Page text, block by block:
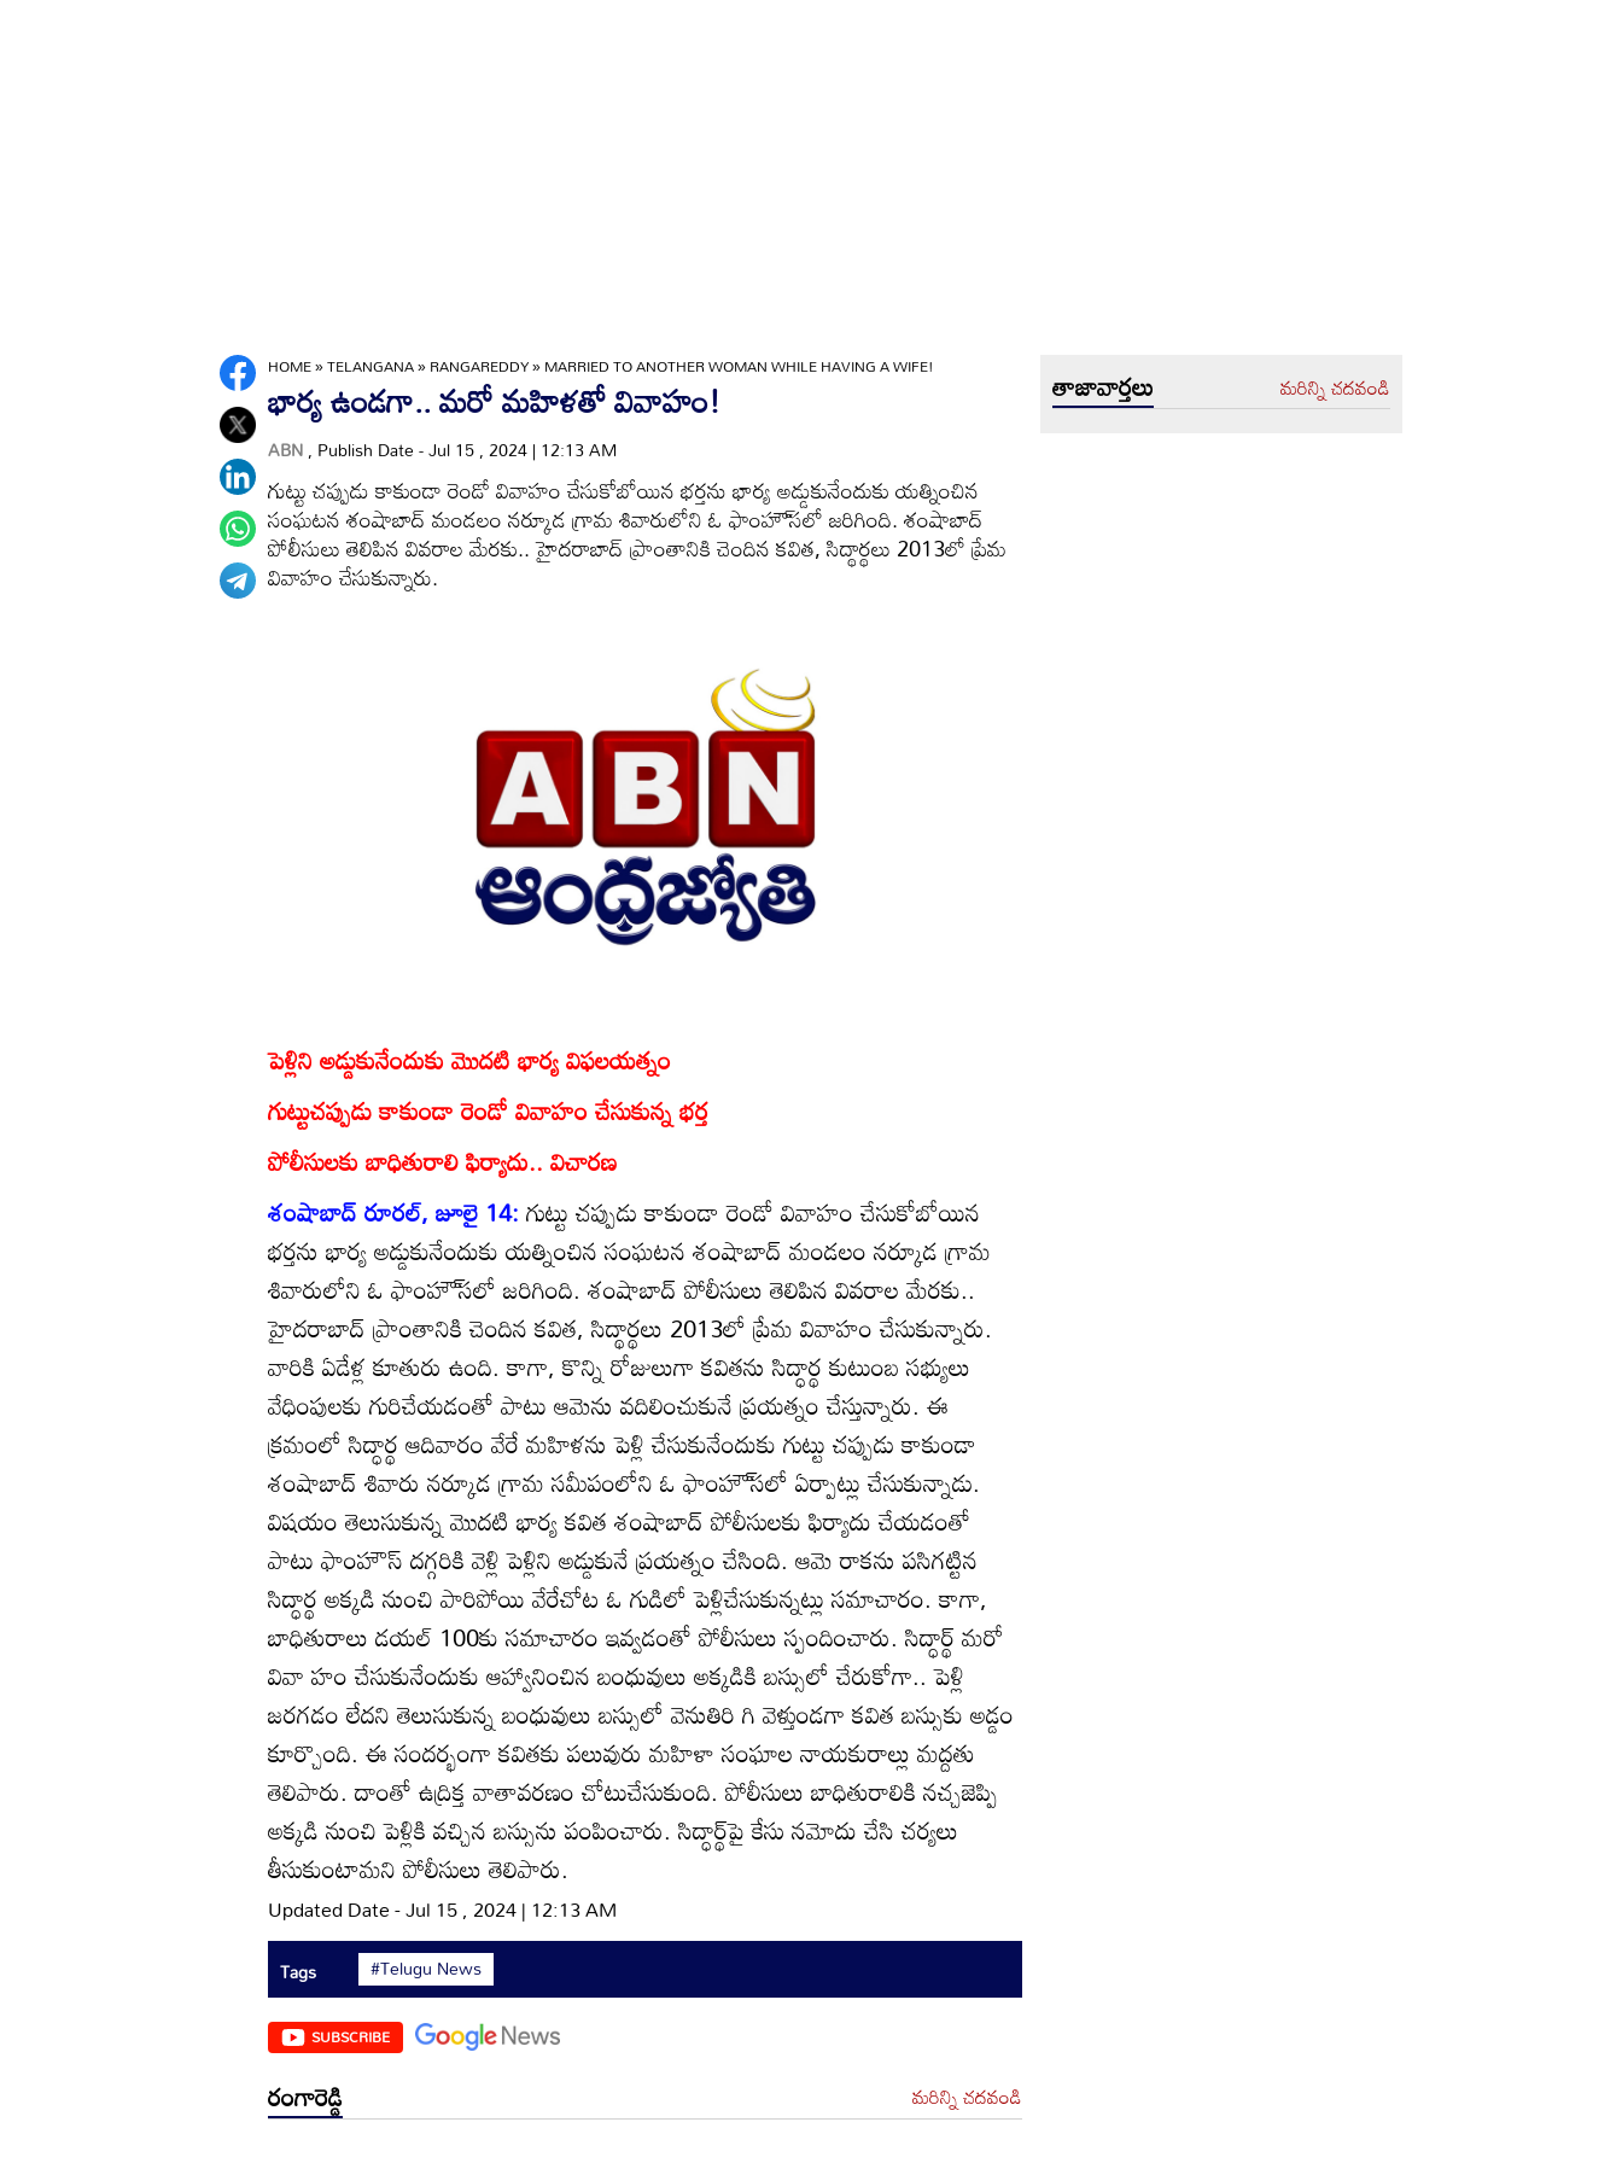
HOME»TELANGANA»RANGAREDDY»MARRIED TO ANOTHER WOMAN WHILE HAVING A WIFE!
భార్య ఉండగా.. మరో మహిళతో వివాహం!
ABN, Publish Date - Jul 15 , 2024 | 12:13 AM
గుట్టు చప్పుడు కాకుండా రెండో వివాహం చేసుకోబోయిన భర్తను భార్య అడ్డుకునేందుకు యత్నించిన
సంఘటన శంషాబాద్‌ మండలం నర్కూడ గ్రామ శివారులోని ఓ ఫాంహౌ్‌సలో జరిగింది. శంషాబాద్‌
పోలీసులు తెలిపిన వివరాల మేరకు.. హైదరాబాద్‌ ప్రాంతానికి చెందిన కవిత, సిద్థార్థలు 2013లో ప్రేమ
వివాహం చేసుకున్నారు.
పెళ్లిని అడ్డుకునేందుకు మొదటి భార్య విఫలయత్నం
గుట్టుచప్పుడు కాకుండా రెండో వివాహం చేసుకున్న భర్త
పోలీసులకు బాధితురాలి ఫిర్యాదు.. విచారణ
శంషాబాద్‌ రూరల్‌, జూలై 14:గుట్టు చప్పుడు కాకుండా రెండో వివాహం చేసుకోబోయిన
భర్తను భార్య అడ్డుకునేందుకు యత్నించిన సంఘటన శంషాబాద్‌ మండలం నర్కూడ గ్రామ
శివారులోని ఓ ఫాంహౌ్‌సలో జరిగింది. శంషాబాద్‌ పోలీసులు తెలిపిన వివరాల మేరకు..
హైదరాబాద్‌ ప్రాంతానికి చెందిన కవిత, సిద్థార్థలు 2013లో ప్రేమ వివాహం చేసుకున్నారు.
వారికి ఏడేళ్ల కూతురు ఉంది. కాగా, కొన్ని రోజులుగా కవితను సిద్ధార్థ కుటుంబ సభ్యులు
వేధింపులకు గురిచేయడంతో పాటు ఆమెను వదిలించుకునే ప్రయత్నం చేస్తున్నారు. ఈ
క్రమంలో సిద్ధార్థ ఆదివారం వేరే మహిళను పెళ్లి చేసుకునేందుకు గుట్టు చప్పుడు కాకుండా
శంషాబాద్‌ శివారు నర్కూడ గ్రామ సమీపంలోని ఓ ఫాంహౌ్‌సలో ఏర్పాట్లు చేసుకున్నాడు.
విషయం తెలుసుకున్న మొదటి భార్య కవిత శంషాబాద్‌ పోలీసులకు ఫిర్యాదు చేయడంతో
పాటు ఫాంహౌస్‌ దగ్గరికి వెళ్లి పెళ్లిని అడ్డుకునే ప్రయత్నం చేసింది. ఆమె రాకను పసిగట్టిన
సిద్ధార్థ అక్కడి నుంచి పారిపోయి వేరేచోట ఓ గుడిలో పెళ్లిచేసుకున్నట్లు సమాచారం. కాగా,
బాధితురాలు డయల్‌ 100కు సమాచారం ఇవ్వడంతో పోలీసులు స్పందించారు. సిద్ధార్థ్‌ మరో
వివా హం చేసుకునేందుకు ఆహ్వానించిన బంధువులు అక్కడికి బస్సులో చేరుకోగా.. పెళ్లి
జరగడం లేదని తెలుసుకున్న బంధువులు బస్సులో వెనుతిరి గి వెళ్తుండగా కవిత బస్సుకు అడ్డం
కూర్చొంది. ఈ సందర్భంగా కవితకు పలువురు మహిళా సంఘాల నాయకురాల్లు మద్దతు
తెలిపారు. దాంతో ఉద్రిక్త వాతావరణం చోటుచేసుకుంది. పోలీసులు బాధితురాలికి నచ్చజెప్పి
అక్కడి నుంచి పెళ్లికి వచ్చిన బస్సును పంపించారు. సిద్ధార్థ్‌పై కేసు నమోదు చేసి చర్యలు
తీసుకుంటామని పోలీసులు తెలిపారు.
Updated Date - Jul 15 , 2024 | 12:13 AM
Tags #Telugu News
SUBSCRIBE
రంగారెడ్డి మరిన్ని చదవండి
తాజావార్తలు మరిన్ని చదవండి